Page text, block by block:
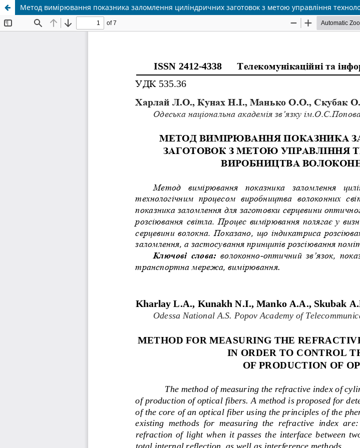
Метод вимірювання показника заломлення циліндричних заготовок з метою управління